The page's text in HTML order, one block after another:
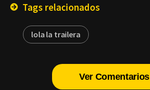
Tags relacionados
lola la trailera
Ver Comentarios